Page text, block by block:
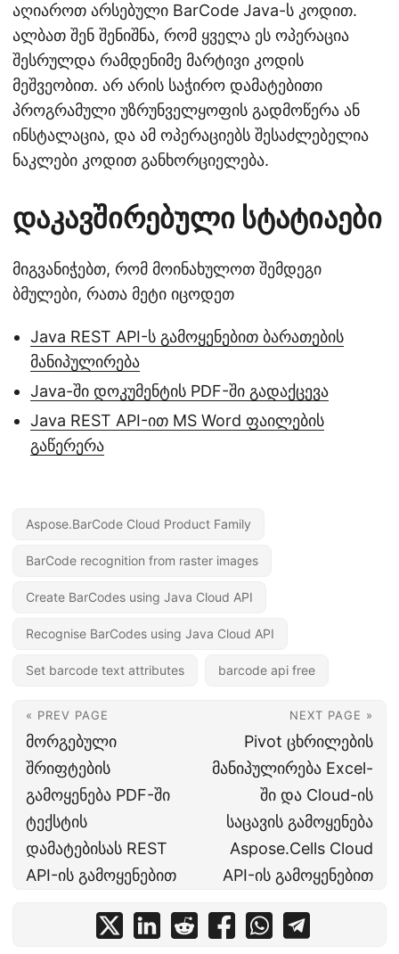
აღიაროთ არსებული BarCode Java-ს კოდით.
ალბათ შენ შენიშნა, რომ ყველა ეს ოპერაცია
შესრულდა რამდენიმე მარტივი კოდის
მეშვეობით. არ არის საჭირო დამატებითი
პროგრამული უზრუნველყოფის გადმოწერა ან
ინსტალაცია, და ამ ოპერაციებს შესაძლებელია
ნაკლები კოდით განხორციელება.
დაკავშირებული სტატიაები
მიგვანიჭებთ, რომ მოინახულოთ შემდეგი
ბმულები, რათა მეტი იცოდეთ
Java REST API-ს გამოყენებით ბარათების
მანიპულირება
Java-ში დოკუმენტის PDF-ში გადაქცევა
Java REST API-ით MS Word ფაილების
გაწერერა
Aspose.BarCode Cloud Product Family
BarCode recognition from raster images
Create BarCodes using Java Cloud API
Recognise BarCodes using Java Cloud API
Set barcode text attributes barcode api free
« PREV PAGE
მორგებული
შრიფტების
გამოყენება PDF-ში
ტექსტის
დამატებისას REST
API-ის გამოყენებით
NEXT PAGE »
Pivot ცხრილების
მანიპულირება Excel-
ში და Cloud-ის
საცავის გამოყენება
Aspose.Cells Cloud
API-ის გამოყენებით